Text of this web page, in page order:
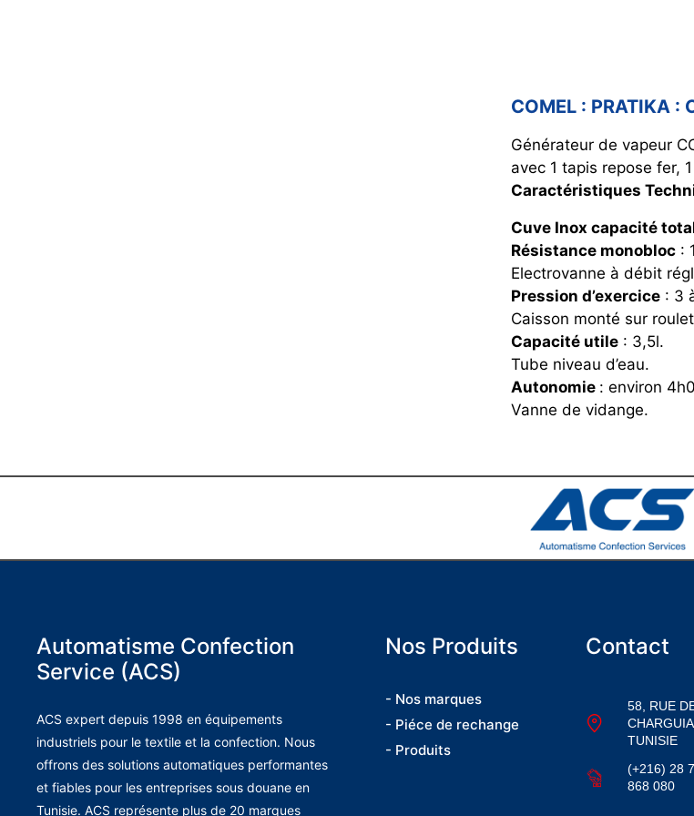
COMEL : PRATIKA :
Générateur de vapeur
avec 1 tapis repose fer,
Caractéristiques
Cuve Inox capacité
Résistance monobloc :
Electrovanne à débit
Pression d’exercice : 3
Caisson monté sur
Capacité utile : 3,5l.
Tube niveau d’eau.
Autonomie : environ
Vanne de vidange.
Automatisme Confection
Service (ACS)
ACS expert depuis 1998 en équipements
industriels pour le textile et la confection. Nous
offrons des solutions automatiques performantes
et fiables pour les entreprises sous douane en
Tunisie. ACS représente plus de 20 marques
Nos Produits
- Nos marques
- Piéce de rechange
- Produits
Contact
58, RUE
TUNISIE
(+216) 28
868 080